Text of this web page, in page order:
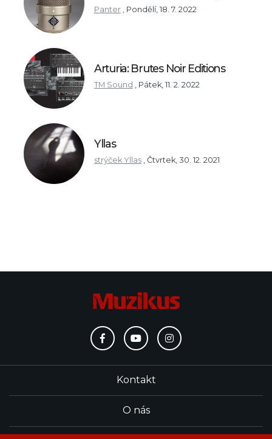
Panter , Pondělí, 18. 7. 2022
Arturia: Brutes Noir Editions
TM Sound , Pátek, 11. 2. 2022
Yllas
strýček Yllas , Čtvrtek, 30. 12. 2021
Kontakt
O nás